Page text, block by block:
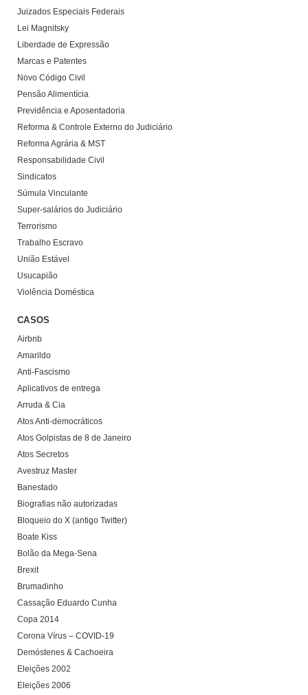
Juizados Especiais Federais
Lei Magnitsky
Liberdade de Expressão
Marcas e Patentes
Novo Código Civil
Pensão Alimentícia
Previdência e Aposentadoria
Reforma & Controle Externo do Judiciário
Reforma Agrária & MST
Responsabilidade Civil
Sindicatos
Súmula Vinculante
Super-salários do Judiciário
Terrorismo
Trabalho Escravo
União Estável
Usucapião
Violência Doméstica
CASOS
Airbnb
Amarildo
Anti-Fascismo
Aplicativos de entrega
Arruda & Cia
Atos Anti-democráticos
Atos Golpistas de 8 de Janeiro
Atos Secretos
Avestruz Master
Banestado
Biografias não autorizadas
Bloqueio do X (antigo Twitter)
Boate Kiss
Bolão da Mega-Sena
Brexit
Brumadinho
Cassação Eduardo Cunha
Copa 2014
Corona Vírus – COVID-19
Demóstenes & Cachoeira
Eleições 2002
Eleições 2006